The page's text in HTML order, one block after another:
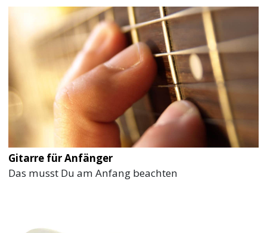
Gitarre für Anfänger
Das musst Du am Anfang beachten